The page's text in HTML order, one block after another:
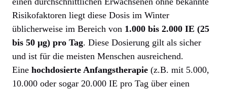
Risikofaktoren liegt diese Dosis im Winter
üblicherweise im Bereich von 1.000 bis 2.000 IE (25
bis 50 µg) pro Tag. Diese Dosierung gilt als sicher
und ist für die meisten Menschen ausreichend.
Eine hochdosierte Anfangstherapie (z.B. mit 5.000,
10.000 oder sogar 20.000 IE pro Tag über einen